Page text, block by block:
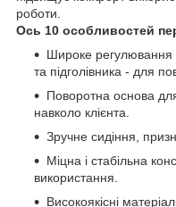
роботи.
Ось 10 особливостей
Широке регулювання
та підголівника - для
Поворотна основа
навколо клієнта.
Зручне сидіння,
Міцна і стабільна
використання.
Високоякісні